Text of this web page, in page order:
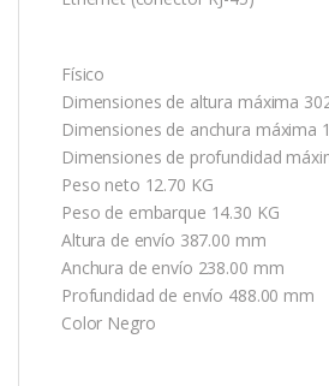
Físico
Dimensiones de altura máxima
Dimensiones de anchura máxima
Dimensiones de profundidad
Peso neto 12.70 KG
Peso de embarque 14.30 KG
Altura de envío 387.00 mm
Anchura de envío 238.00 mm
Profundidad de envío 488.00 mm
Color Negro